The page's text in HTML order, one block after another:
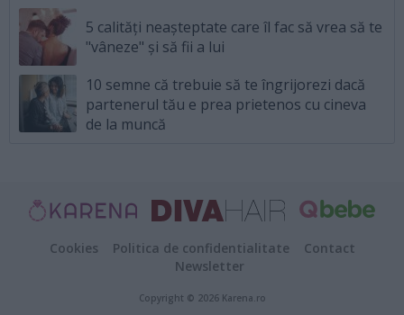
5 calități neașteptate care îl fac să vrea să te
"vâneze" și să fii a lui
10 semne că trebuie să te îngrijorezi dacă
partenerul tău e prea prietenos cu cineva
de la muncă
Cookies Politica de confidentialitate
Contact
Newsletter
Copyright © 2026 Karena.ro